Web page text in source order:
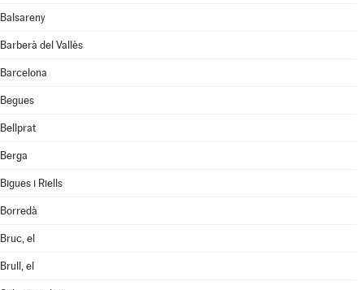
Balsareny
Barberà del Vallès
Barcelona
Begues
Bellprat
Berga
Bigues i Riells
Borredà
Bruc, el
Brull, el